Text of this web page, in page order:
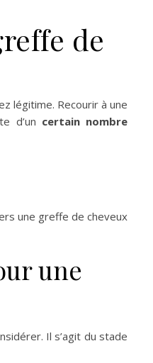
de
légitime. Recourir à une
d’un certain nombre
une greffe de cheveux
une
Il s’agit du stade